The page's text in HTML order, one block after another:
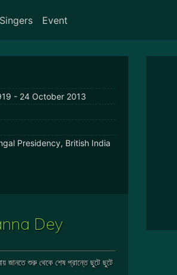
Singers Event
- 24 October 2013
Presidency, British India
Dey
জানতে শুরু থেকে শেষ প্রান্তে ছুটে ছুটে